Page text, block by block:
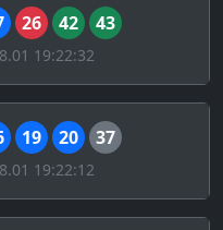
26 42 43
19:22:32
19 20 37
19:22:12